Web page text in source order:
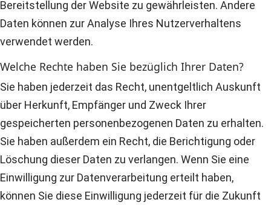
Bereitstellung der Website zu gewährleisten. Andere
Daten können zur Analyse Ihres Nutzerverhaltens
verwendet werden.
Welche Rechte haben Sie bezüglich Ihrer Daten?
Sie haben jederzeit das Recht, unentgeltlich Auskunft
über Herkunft, Empfänger und Zweck Ihrer
gespeicherten personenbezogenen Daten zu erhalten.
Sie haben außerdem ein Recht, die Berichtigung oder
Löschung dieser Daten zu verlangen. Wenn Sie eine
Einwilligung zur Datenverarbeitung erteilt haben,
können Sie diese Einwilligung jederzeit für die Zukunft